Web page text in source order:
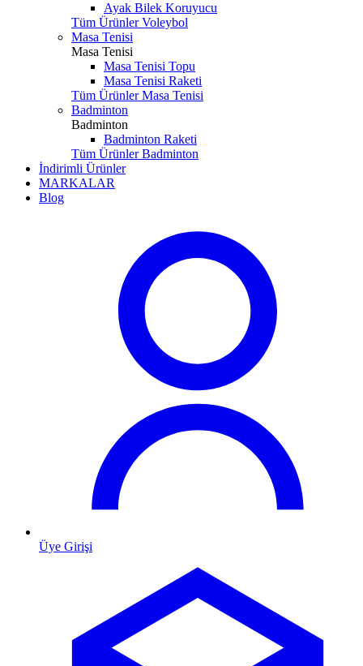
Ayak Bilek Koruyucu
Tüm Ürünler Voleybol
Masa Tenisi
Masa Tenisi
Masa Tenisi Topu
Masa Tenisi Raketi
Tüm Ürünler Masa Tenisi
Badminton
Badminton
Badminton Raketi
Tüm Ürünler Badminton
İndirimli Ürünler
MARKALAR
Blog
Üye Girişi